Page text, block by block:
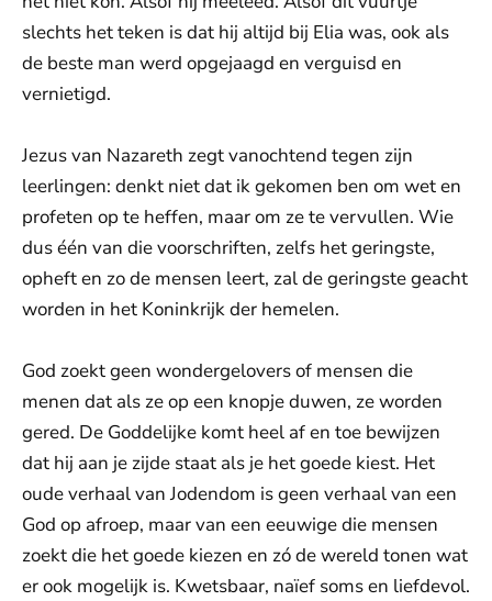
slechts het teken is dat hij altijd bij Elia was, ook als
de beste man werd opgejaagd en verguisd en
vernietigd.
Jezus van Nazareth zegt vanochtend tegen zijn
leerlingen: denkt niet dat ik gekomen ben om wet en
profeten op te heffen, maar om ze te vervullen. Wie
dus één van die voorschriften, zelfs het geringste,
opheft en zo de mensen leert, zal de geringste geacht
worden in het Koninkrijk der hemelen.
God zoekt geen wondergelovers of mensen die
menen dat als ze op een knopje duwen, ze worden
gered. De Goddelijke komt heel af en toe bewijzen
dat hij aan je zijde staat als je het goede kiest. Het
oude verhaal van Jodendom is geen verhaal van een
God op afroep, maar van een eeuwige die mensen
zoekt die het goede kiezen en zó de wereld tonen wat
er ook mogelijk is. Kwetsbaar, naïef soms en liefdevol.